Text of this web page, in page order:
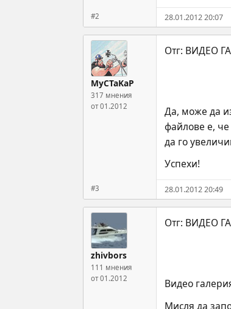
#2 28.01.2012 20:07
MyCTaKaP
317 мнения
от 01.2012
#3
Да, може да
файлове е,
да го
Успехи!
28.01.2012 20:49
zhivbors
111 мнения
от 01.2012
Видео
Мисля да